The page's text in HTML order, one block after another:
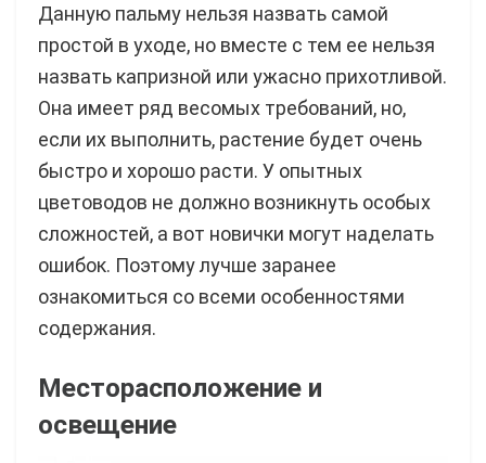
Данную пальму нельзя назвать самой
простой в уходе, но вместе с тем ее нельзя
назвать капризной или ужасно прихотливой.
Она имеет ряд весомых требований, но,
если их выполнить, растение будет очень
быстро и хорошо расти. У опытных
цветоводов не должно возникнуть особых
сложностей, а вот новички могут наделать
ошибок. Поэтому лучше заранее
ознакомиться со всеми особенностями
содержания.
Месторасположение и
освещение